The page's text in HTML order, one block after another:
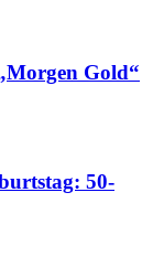
Gold“
50-